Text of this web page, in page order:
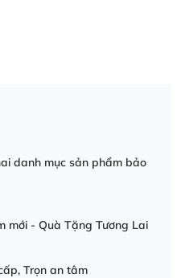
danh mục sản phẩm bảo
mới - Quà Tặng Tương Lai
Trọn an tâm